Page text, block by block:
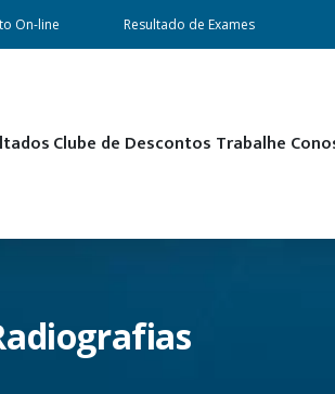
On-line Resultado de Exames
Clube de Descontos Trabalhe